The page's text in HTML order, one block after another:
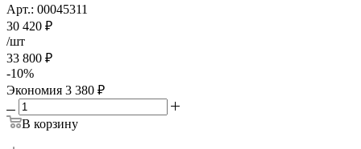
Арт.: 00045311
30 420 ₽
/шт
33 800 ₽
-10%
Экономия 3 380 ₽
В корзину